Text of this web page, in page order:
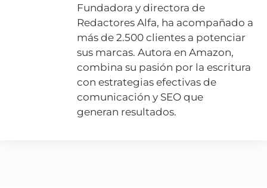
Fundadora y directora de
Redactores Alfa, ha acompañado a
más de 2.500 clientes a potenciar
sus marcas. Autora en Amazon,
combina su pasión por la escritura
con estrategias efectivas de
comunicación y SEO que
generan resultados.